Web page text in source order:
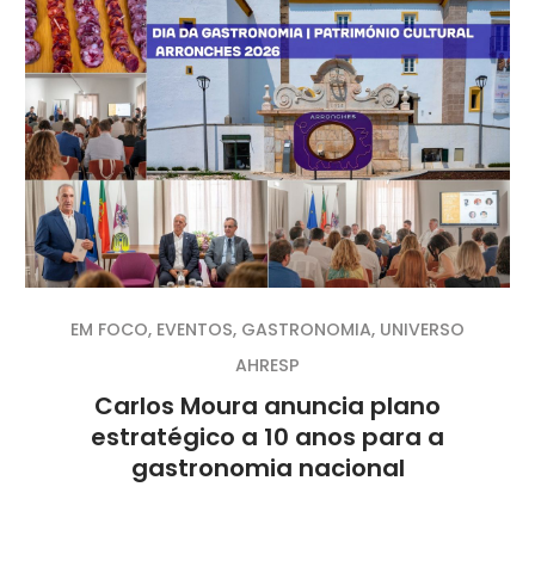
Carlos Moura anuncia plano
estratégico a 10 anos para a
gastronomia nacional
EM FOCO, EVENTOS, GASTRONOMIA, UNIVERSO
AHRESP